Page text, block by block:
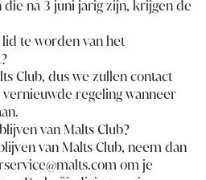
na 3 juni jarig zijn, krijgen de
te worden van het
Club, dus we zullen contact
regeling wanneer
van Malts Club?
van Malts Club, neem dan
om je